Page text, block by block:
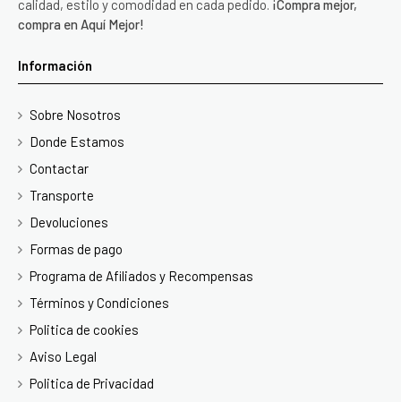
calidad, estilo y comodidad en cada pedido. ¡Compra mejor,
compra en Aquí Mejor!
Información
Sobre Nosotros
Donde Estamos
Contactar
Transporte
Devoluciones
Formas de pago
Programa de Afiliados y Recompensas
Términos y Condiciones
Politica de cookies
Aviso Legal
Politica de Privacidad